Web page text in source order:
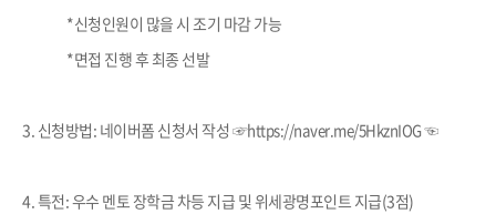
*신청인원이 많을 시 조기 마감 가능
*면접 진행 후 최종 선발
3. 신청방법: 네이버폼 신청서 작성 ☞https://naver.me/5HkznIOG☜
4. 특전: 우수 멘토 장학금 차등 지급 및 위세광명포인트 지급(3점)